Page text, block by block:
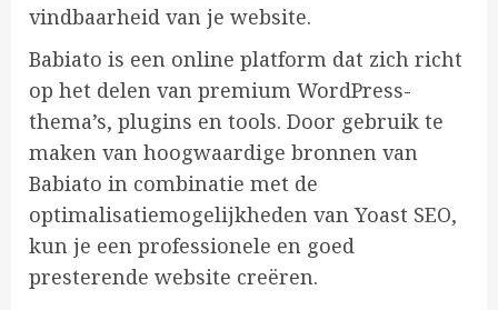
vindbaarheid van je website.
Babiato is een online platform dat zich richt
op het delen van premium WordPress-
thema’s, plugins en tools. Door gebruik te
maken van hoogwaardige bronnen van
Babiato in combinatie met de
optimalisatiemogelijkheden van Yoast SEO,
kun je een professionele en goed
presterende website creëren.